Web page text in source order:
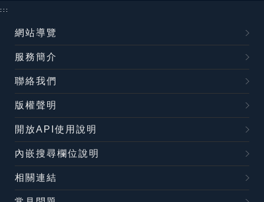
:::
網站導覽
服務簡介
聯絡我們
版權聲明
開放API使用說明
內嵌搜尋欄位說明
相關連結